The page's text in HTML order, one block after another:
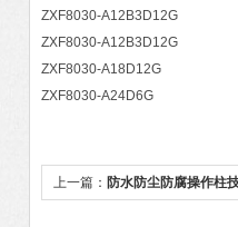
ZXF8030-A12B3D12G
ZXF8030-A12B3D12G
ZXF8030-A18D12G
ZXF8030-A24D6G
上一篇： 防水防尘防腐操作柱